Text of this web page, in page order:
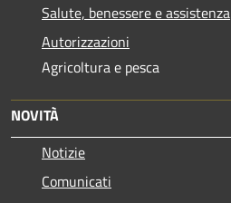
Salute, benessere e assistenza
Autorizzazioni
Agricoltura e pesca
NOVITÀ
Notizie
Comunicati